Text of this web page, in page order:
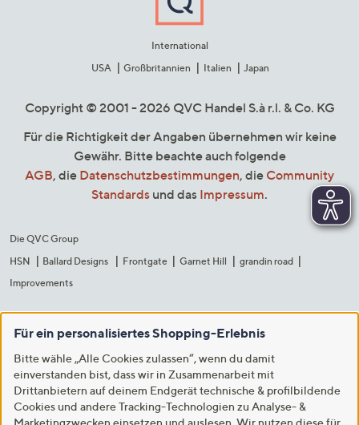
International
USA
Großbritannien Italien Japan
Copyright © 2001 - 2026 QVC Handel S.à r.l. & Co. KG
Für die Richtigkeit der Angaben übernehmen wir keine
Gewähr. Bitte beachte auch folgende
AGB, die Datenschutzbestimmungen, die Community
Standards und das Impressum.
Die QVC Group
HSN
Ballard Designs Frontgate Garnet Hill
grandin road
Improvements
Für ein personalisiertes Shopping-Erlebnis
Bitte wähle „Alle Cookies zulassen“, wenn du damit
einverstanden bist, dass wir in Zusammenarbeit mit
Drittanbietern auf deinem Endgerät technische & profilbildende
Cookies und andere Tracking-Technologien zu Analyse- &
Marketingzwecken einsetzen und auslesen. Wir nutzen diese für